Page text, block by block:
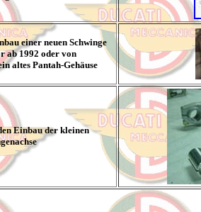
einer neuen Schwinge
ab 1992 oder von
altes Pantah-Gehäuse
Einbau der kleinen